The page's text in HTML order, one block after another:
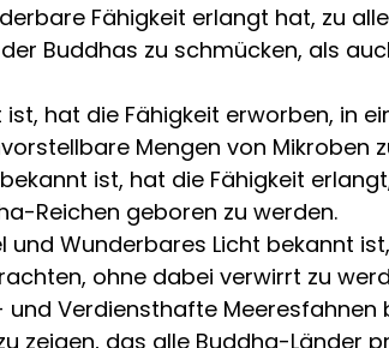
Fähigkeit erlangt hat, zu
Buddhas zu schmücken, als
hat die Fähigkeit erworben, in
Mengen von Mikroben
ist, hat die Fähigkeit
Reichen geboren zu werden.
Wunderbares Licht bekannt
ohne dabei verwirrt zu
Verdiensthafte Meeresfahnen
zeigen, das alle Buddha-Länder